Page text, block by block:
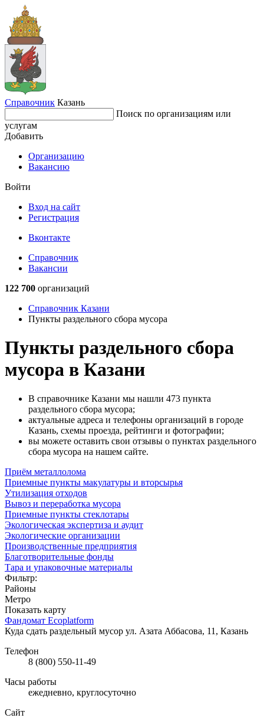
Справочник Казань
Поиск по организациям или
услугам
Добавить
Организацию
Вакансию
Войти
Вход на сайт
Регистрация
Вконтакте
Справочник
Вакансии
122 700 организаций
Справочник Казани
Пункты раздельного сбора мусора
Пункты раздельного сбора
мусора в Казани
В справочнике Казани мы нашли 473 пункта
раздельного сбора мусора;
актуальные адреса и телефоны организаций в городе
Казань, схемы проезда, рейтинги и фотографии;
вы можете оставить свои отзывы о пунктах раздельного
сбора мусора на нашем сайте.
Приём металлолома
Приемные пункты макулатуры и вторсырья
Утилизация отходов
Вывоз и переработка мусора
Приемные пункты стеклотары
Экологическая экспертиза и аудит
Экологические организации
Производственные предприятия
Благотворительные фонды
Тара и упаковочные материалы
Фильтр:
Районы
Метро
Показать карту
Фандомат Ecoplatform
Куда сдать раздельный мусор ул. Азата Аббасова, 11, Казань
Телефон
8 (800) 550-11-49
Часы работы
ежедневно, круглосуточно
Сайт